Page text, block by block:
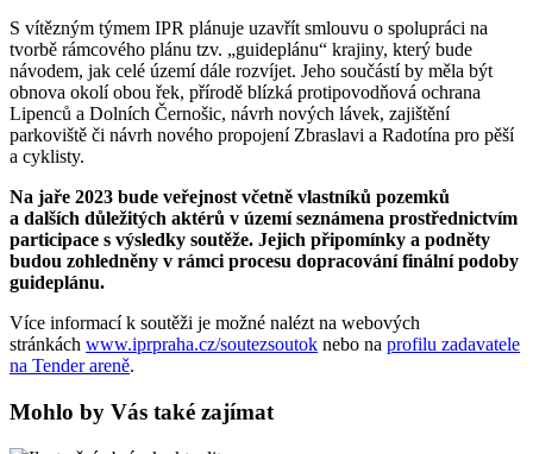
S vítězným týmem IPR plánuje uzavřít smlouvu o spolupráci na
tvorbě rámcového plánu tzv. „guideplánu“ krajiny, který bude
návodem, jak celé území dále rozvíjet. Jeho součástí by měla být
obnova okolí obou řek, přírodě blízká protipovodňová ochrana
Lipenců a Dolních Černošic, návrh nových lávek, zajištění
parkoviště či návrh nového propojení Zbraslavi a Radotína pro pěší
a cyklisty.
Na jaře 2023 bude veřejnost včetně vlastníků pozemků
a dalších důležitých aktérů v území seznámena prostřednictvím
participace s výsledky soutěže. Jejich připomínky a podněty
budou zohledněny v rámci procesu dopracování finální podoby
guideplánu.
Více informací k soutěži je možné nalézt na webových
stránkách www.iprpraha.cz/soutezsoutok nebo na profilu zadavatele
na Tender areně.
Mohlo by Vás také zajímat